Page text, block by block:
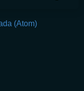
(Atom)